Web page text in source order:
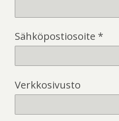
Sähköpostiosoite *
Verkkosivusto